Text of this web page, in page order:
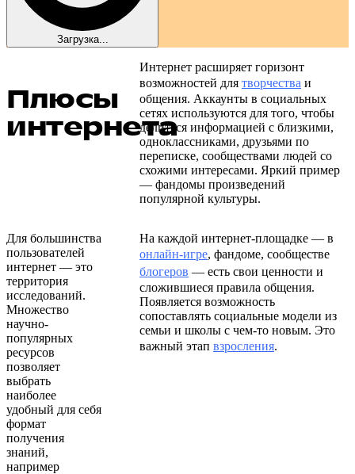
Загрузка...
Плюсы
интернета
Интернет расширяет горизонт
возможностей для творчества и
общения. Аккаунты в социальных
сетях используются для того, чтобы
делиться информацией с близкими,
одноклассниками, друзьями по
переписке, сообществами людей со
схожими интересами. Яркий пример
— фандомы произведений
популярной культуры.
Для большинства
пользователей
интернет — это
территория
исследований.
Множество
научно-
популярных
ресурсов
позволяет
выбрать
наиболее
удобный для себя
формат
получения
знаний,
например
На каждой интернет-площадке — в
онлайн-игре, фандоме, сообществе
блогеров — есть свои ценности и
сложившиеся правила общения.
Появляется возможность
сопоставлять социальные модели из
семьи и школы с чем-то новым. Это
важный этап взросления.